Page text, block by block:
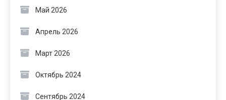
Май 2026
Апрель 2026
Март 2026
Октябрь 2024
Сентябрь 2024